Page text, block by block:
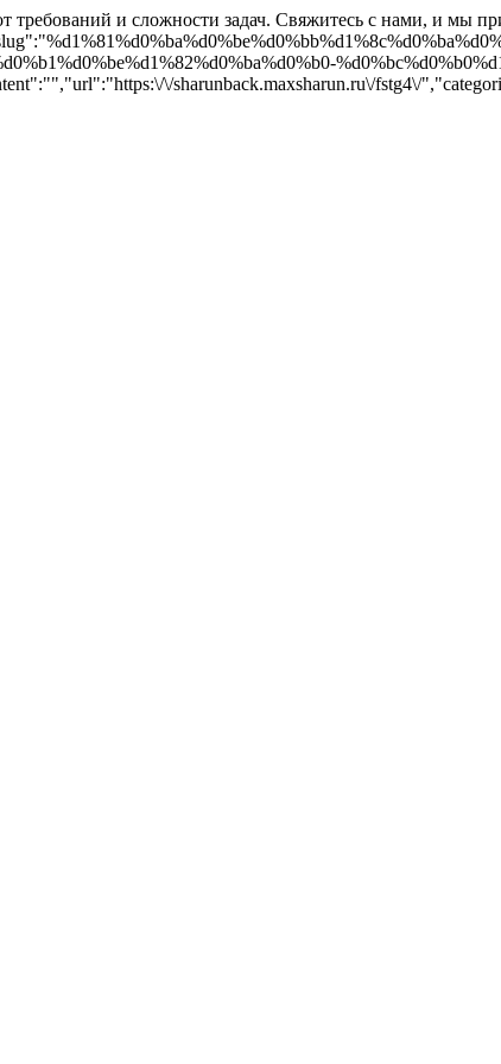
требований и сложности задач. Свяжитесь с нами, и мы
\/sharunback.maxsharun.ru\/fstg4\/